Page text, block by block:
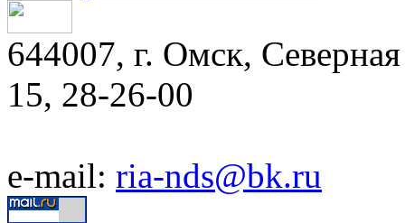
644007, г. Омск,
15, 28-26-00
e-mail: ria-nds@bk.ru